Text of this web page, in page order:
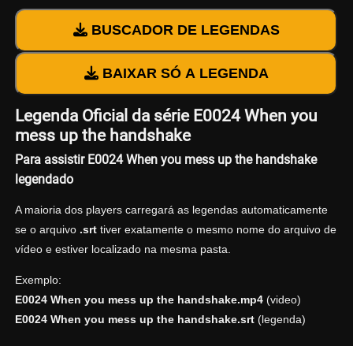
BUSCADOR DE LEGENDAS
BAIXAR SÓ A LEGENDA
Legenda Oficial da série E0024 When you
mess up the handshake
Para assistir E0024 When you mess up the handshake
legendado
A maioria dos players carregará as legendas automaticamente
se o arquivo .srttiver exatamente o mesmo nome do arquivo de
vídeo e estiver localizado na mesma pasta.
Exemplo:
E0024 When you mess up the handshake.mp4(video)
E0024 When you mess up the handshake.srt(legenda)